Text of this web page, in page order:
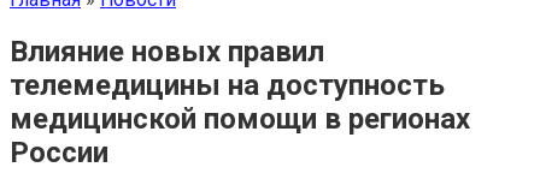
Влияние новых правил
телемедицины на доступность
медицинской помощи в регионах
России